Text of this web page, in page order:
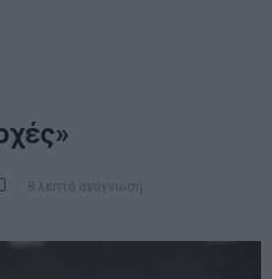
8 λεπτά ανάγνωση